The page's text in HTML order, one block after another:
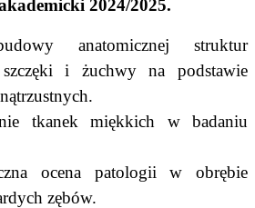
2024/2025.
anatomicznej struktur
i żuchwy na podstawie
tkanek miękkich w badaniu
ocena patologii w obrębie
zębów.